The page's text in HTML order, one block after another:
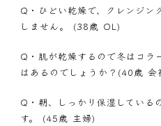
Q・ ひどい乾燥で、クレンジン
しません。 (38歳 OL)
Q・ 肌が乾燥するので冬はコラ
はあるのでしょうか？(40歳 会
Q・ 朝、しっかり保湿している
す。 (45歳 主婦)